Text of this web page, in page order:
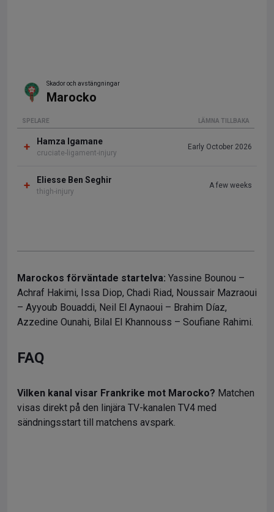
Marockos förväntade startelva: Yassine Bounou –
Achraf Hakimi, Issa Diop, Chadi Riad, Noussair Mazraoui
– Ayyoub Bouaddi, Neil El Aynaoui – Brahim Díaz,
Azzedine Ounahi, Bilal El Khannouss – Soufiane Rahimi.
FAQ
Vilken kanal visar Frankrike mot Marocko? Matchen
visas direkt på den linjära TV-kanalen TV4 med
sändningsstart till matchens avspark.